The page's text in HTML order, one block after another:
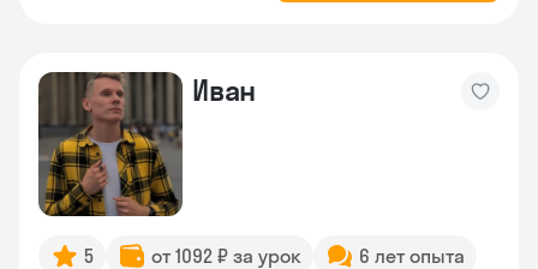
Иван
5 от 1092 ₽ за урок
6 лет опыта